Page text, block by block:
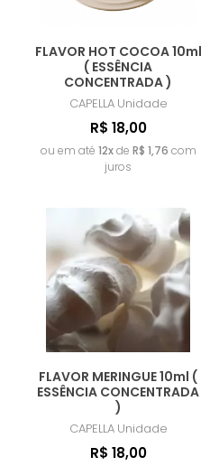
FLAVOR HOT COCOA 10ml
( ESSÊNCIA
CONCENTRADA )
CAPELLA Unidade
R$ 18,00
ou em até 12xde R$ 1,76 com
juros
FLAVOR MERINGUE 10ml (
ESSÊNCIA CONCENTRADA
)
CAPELLA Unidade
R$ 18,00